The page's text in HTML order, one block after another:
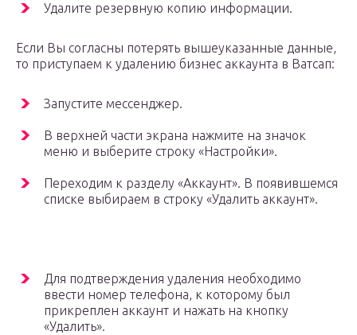
Удалите резервную копию информации.
Если Вы согласны потерять вышеуказанные данные,
то приступаем к удалению бизнес аккаунта в Ватсап:
Запустите мессенджер.
В верхней части экрана нажмите на значок
меню и выберите строку «Настройки».
Переходим к разделу «Аккаунт». В появившемся
списке выбираем в строку «Удалить аккаунт».
Для подтверждения удаления необходимо
ввести номер телефона, к которому был
прикреплен аккаунт и нажать на кнопку
«Удалить».